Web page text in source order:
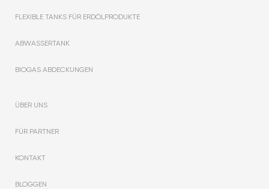
FLEXIBLE TANKS FÜR ERDÖLPRODUKTE
ABWASSERTANK
BIOGAS ABDECKUNGEN
ÜBER UNS
FÜR PARTNER
KONTAKT
BLOGGEN